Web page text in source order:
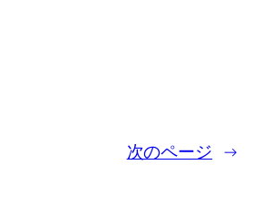
次のページ →